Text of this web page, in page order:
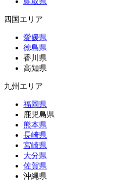
四国エリア
愛媛県
徳島県
香川県
高知県
九州エリア
福岡県
鹿児島県
熊本県
長崎県
宮崎県
大分県
佐賀県
沖縄県